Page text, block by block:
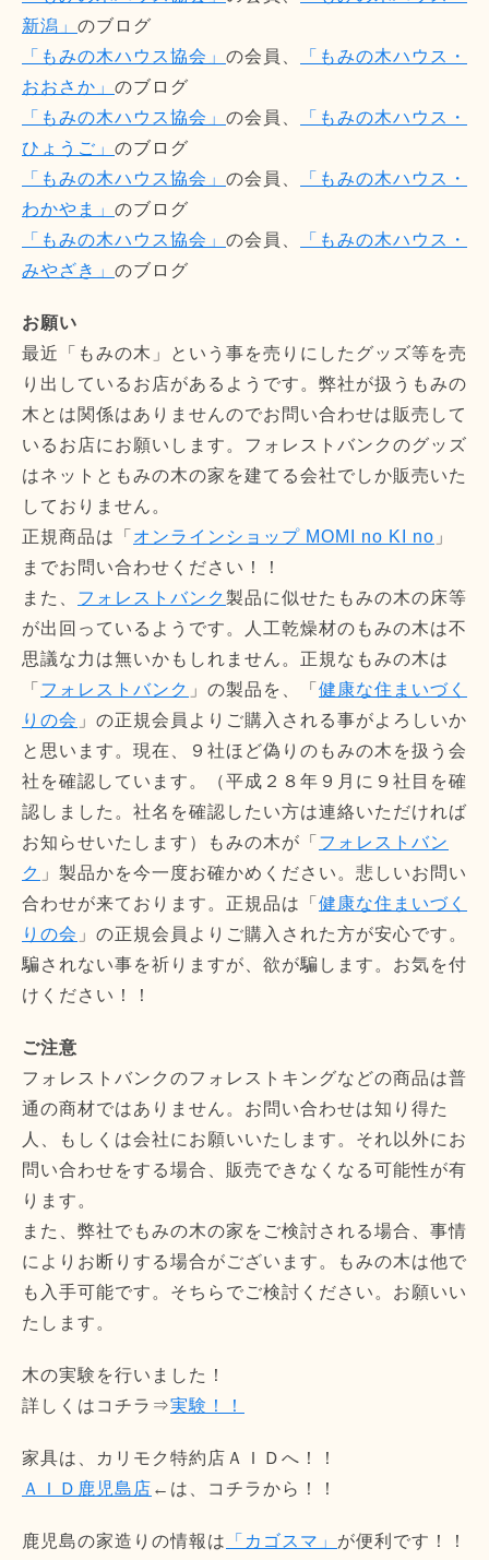
新潟」 のブログ
「もみの木ハウス協会」 の会員、
「もみの木ハウス・
おおさか」 のブログ
「もみの木ハウス協会」 の会員、
「もみの木ハウス・
ひょうご」 のブログ
「もみの木ハウス協会」 の会員、
「もみの木ハウス・
わかやま」 のブログ
「もみの木ハウス協会」 の会員、
「もみの木ハウス・
みやざき」 のブログ
お願い
最近「もみの木」という事を売りにしたグッズ等を売
り出しているお店があるようです。弊社が扱うもみの
木とは関係はありませんのでお問い合わせは販売して
いるお店にお願いします。フォレストバンクのグッズ
はネットともみの木の家を建てる会社でしか販売いた
しておりません。
正規商品は「 オンラインショップ MOMI no KI no 」
までお問い合わせください！！
また、 フォレストバンク製品に似せたもみの木の床等
が出回っているようです。人工乾燥材のもみの木は不
思議な力は無いかもしれません。正規なもみの木は
「 フォレストバンク 」の製品を、「 健康な住まいづく
りの会 」の正規会員よりご購入される事がよろしいか
と思います。現在、９社ほど偽りのもみの木を扱う会
社を確認しています。（平成２８年９月に９社目を確
認しました。社名を確認したい方は連絡いただければ
お知らせいたします）もみの木が「 フォレストバン
ク 」製品かを今一度お確かめください。悲しいお問い
合わせが来ております。正規品は「 健康な住まいづく
りの会 」の正規会員よりご購入された方が安心です。
騙されない事を祈りますが、欲が騙します。お気を付
けください！！
ご注意
フォレストバンクのフォレストキングなどの商品は普
通の商材ではありません。お問い合わせは知り得た
人、もしくは会社にお願いいたします。それ以外にお
問い合わせをする場合、販売できなくなる可能性が有
ります。
また、弊社でもみの木の家をご検討される場合、事情
によりお断りする場合がございます。もみの木は他で
も入手可能です。そちらでご検討ください。お願いい
たします。
木の実験を行いました！
詳しくはコチラ⇒実験！！
家具は、カリモク特約店ＡＩＤへ！！
ＡＩＤ鹿児島店 ←は、コチラから！！
鹿児島の家造りの情報は 「カゴスマ」 が便利です！！